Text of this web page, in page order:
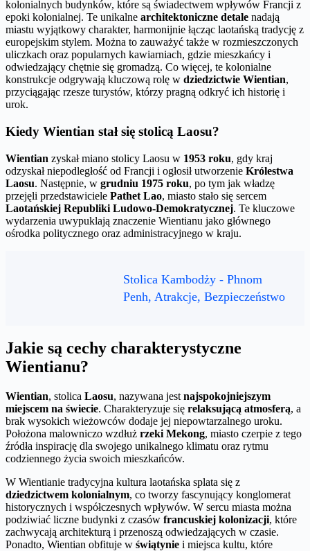
kolonialnych budynków, które są świadectwem wpływów Francji z
epoki kolonialnej. Te unikalne architektoniczne detale nadają
miastu wyjątkowy charakter, harmonijnie łącząc laotańską tradycję z
europejskim stylem. Można to zauważyć także w rozmieszczonych
uliczkach oraz popularnych kawiarniach, gdzie mieszkańcy i
odwiedzający chętnie się gromadzą. Co więcej, te kolonialne
konstrukcje odgrywają kluczową rolę w dziedzictwie Wientian,
przyciągając rzesze turystów, którzy pragną odkryć ich historię i
urok.
Kiedy Wientian stał się stolicą Laosu?
Wientian zyskał miano stolicy Laosu w 1953 roku, gdy kraj
odzyskał niepodległość od Francji i ogłosił utworzenie Królestwa
Laosu. Następnie, w grudniu 1975 roku, po tym jak władzę
przejęli przedstawiciele Pathet Lao, miasto stało się sercem
Laotańskiej Republiki Ludowo-Demokratycznej. Te kluczowe
wydarzenia uwypuklają znaczenie Wientianu jako głównego
ośrodka politycznego oraz administracyjnego w kraju.
Stolica Kambodży - Phnom
Penh, Atrakcje, Bezpieczeństwo
Jakie są cechy charakterystyczne
Wientianu?
Wientian, stolica Laosu, nazywana jest najspokojniejszym
miejscem na świecie. Charakteryzuje się relaksującą atmosferą, a
brak wysokich wieżowców dodaje jej niepowtarzalnego uroku.
Położona malowniczo wzdłuż rzeki Mekong, miasto czerpie z tego
źródła inspirację dla swojego unikalnego klimatu oraz rytmu
codziennego życia swoich mieszkańców.
W Wientianie tradycyjna kultura laotańska splata się z
dziedzictwem kolonialnym, co tworzy fascynujący konglomerat
historycznych i współczesnych wpływów. W sercu miasta można
podziwiać liczne budynki z czasów francuskiej kolonizacji, które
zachwycają architekturą i przenoszą odwiedzających w czasie.
Ponadto, Wientian obfituje w świątynie i miejsca kultu, które